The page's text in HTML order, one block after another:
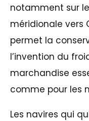
notamment sur
méridionale vers
permet la
l’invention du
marchandise
comme pour les
Les navires qui